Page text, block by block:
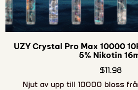
UZY Crystal Pro Max 10000
5% Nikotin
$11.98
Njut av upp till 10000 bloss